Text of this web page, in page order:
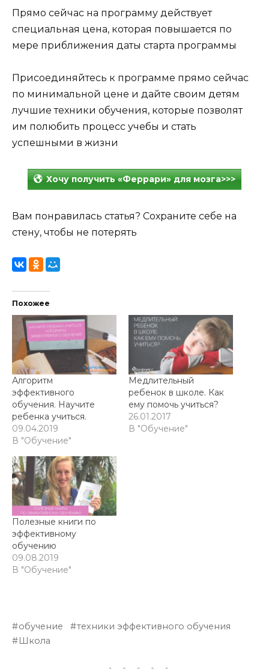
Прямо сейчас на программу действует
специальная цена, которая повышается по
мере приближения даты старта программы
Присоединяйтесь к программе прямо сейчас
по минимальной цене и дайте своим детям
лучшие техники обучения, которые позволят
им полюбить процесс учебы и стать
успешными в жизни
Хочу получить «Феррари» для мозга>>>
Вам понравилась статья? Сохраните себе на
стену, чтобы не потерять
Похожее
Алгоритм
эффективного
обучения. Научите
ребенка учиться.
09.04.2019
В "Обучение"
Медлительный
ребенок в школе. Как
ему помочь учиться?
26.01.2017
В "Обучение"
Полезные книги по
эффективному
обучению
09.08.2019
В "Обучение"
обучение
техники эффективного обучения
Школа